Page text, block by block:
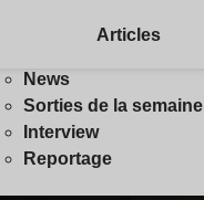
Articles
News
Sorties de la semaine
Interview
Reportage